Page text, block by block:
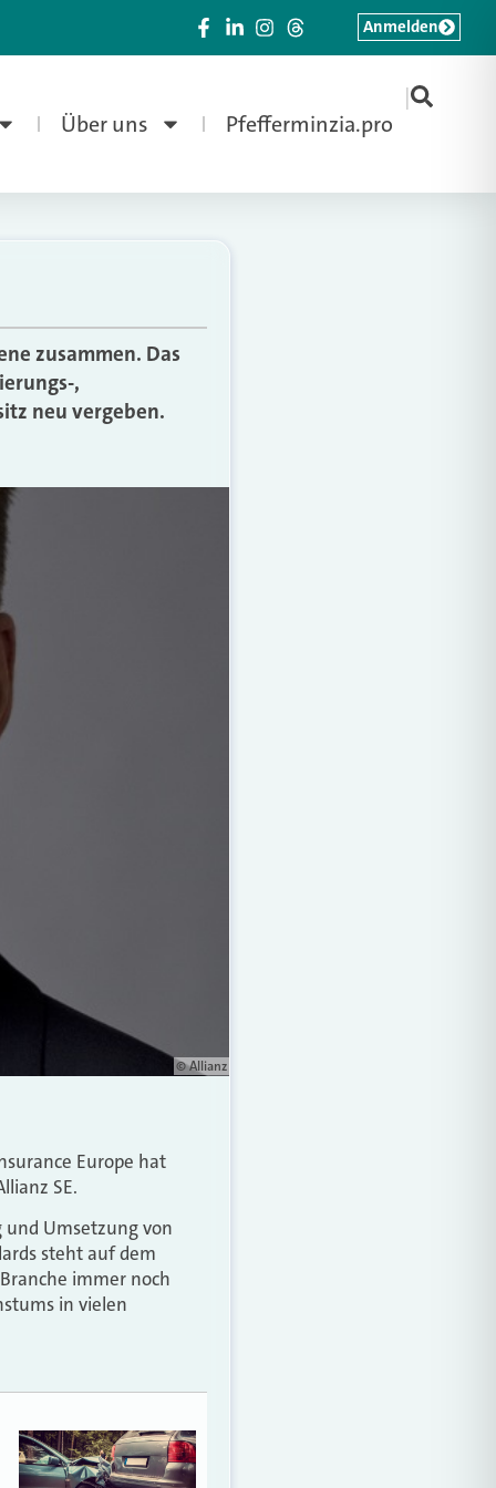
Über uns Pfefferminzia.pro
|
Anmelden
zusammen. Das
,
neu vergeben.
© Allianz
Europe hat
SE.
Umsetzung von
steht auf dem
immer noch
in vielen